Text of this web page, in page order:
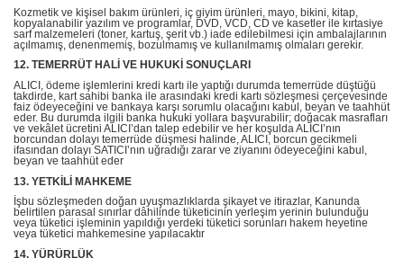
Kozmetik ve kişisel bakım ürünleri, iç giyim ürünleri, mayo, bikini, kitap,
kopyalanabilir yazılım ve programlar, DVD, VCD, CD ve kasetler ile kırtasiye
sarf malzemeleri (toner, kartuş, şerit vb.) iade edilebilmesi için ambalajlarının
açılmamış, denenmemiş, bozulmamış ve kullanılmamış olmaları gerekir.
12. TEMERRÜT HALİ VE HUKUKİ SONUÇLARI
ALICI, ödeme işlemlerini kredi kartı ile yaptığı durumda temerrüde düştüğü
takdirde, kart sahibi banka ile arasındaki kredi kartı sözleşmesi çerçevesinde
faiz ödeyeceğini ve bankaya karşı sorumlu olacağını kabul, beyan ve taahhüt
eder. Bu durumda ilgili banka hukuki yollara başvurabilir; doğacak masrafları
ve vekâlet ücretini ALICI’dan talep edebilir ve her koşulda ALICI’nın
borcundan dolayı temerrüde düşmesi halinde, ALICI, borcun gecikmeli
ifasından dolayı SATICI’nın uğradığı zarar ve ziyanını ödeyeceğini kabul,
beyan ve taahhüt eder
13. YETKİLİ MAHKEME
İşbu sözleşmeden doğan uyuşmazlıklarda şikayet ve itirazlar, Kanunda
belirtilen parasal sınırlar dâhilinde tüketicinin yerleşim yerinin bulunduğu
veya tüketici işleminin yapıldığı yerdeki tüketici sorunları hakem heyetine
veya tüketici mahkemesine yapılacaktır
14. YÜRÜRLÜK